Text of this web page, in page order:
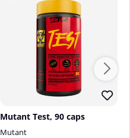
Mutant Test, 90 caps
Mutant